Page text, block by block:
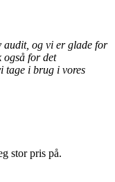
audit, og vi er glade for
også for det
tage i brug i vores
stor pris på.